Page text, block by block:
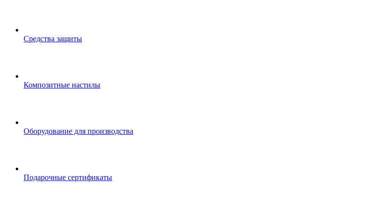
Средства защиты
Композитные настилы
Оборудование для производства
Подарочные сертификаты